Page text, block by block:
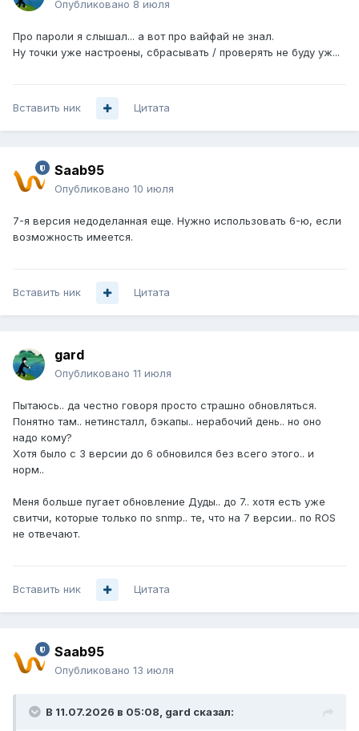
Опубликовано 8 июля
Про пароли я слышал... а вот про вайфай не знал.
Ну точки уже настроены, сбрасывать / проверять не буду уж...
Вставить ник Цитата
Saab95
Опубликовано 10 июля
7-я версия недоделанная еще. Нужно использовать 6-ю, если
возможность имеется.
Вставить ник Цитата
gard
Опубликовано 11 июля
Пытаюсь.. да честно говоря просто страшно обновляться.
Понятно там.. нетинсталл, бэкапы.. нерабочий день.. но оно
надо кому?
Хотя было с 3 версии до 6 обновился без всего этого.. и
норм..
Меня больше пугает обновление Дуды.. до 7.. хотя есть уже
свитчи, которые только по snmp.. те, что на 7 версии.. по ROS
не отвечают.
Вставить ник Цитата
Saab95
Опубликовано 13 июля
В 11.07.2026 в 05:08, gard сказал: